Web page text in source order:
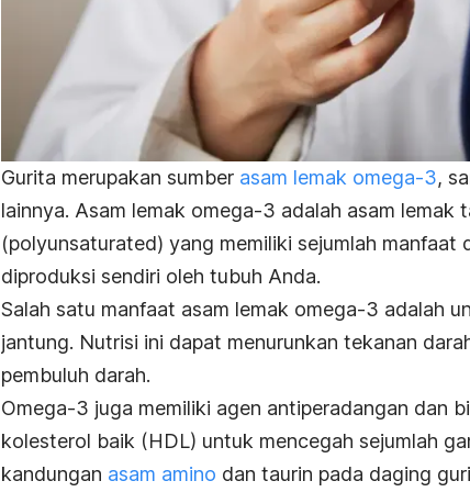
Gurita merupakan sumber asam lemak omega-3,
lainnya. Asam lemak omega-3 adalah asam lemak
(polyunsaturated) yang memiliki sejumlah
diproduksi sendiri oleh tubuh Anda.
Salah satu manfaat asam lemak omega-3 adalah
jantung. Nutrisi ini dapat menurunkan tekanan
pembuluh darah.
Omega-3 juga memiliki agen antiperadangan dan
kolesterol baik (HDL) untuk mencegah sejumlah
kandungan asam amino dan taurin pada daging